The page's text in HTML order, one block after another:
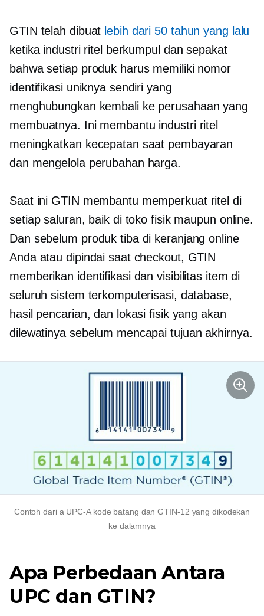
GTIN telah dibuat lebih dari 50 tahun yang lalu
ketika industri ritel berkumpul dan sepakat
bahwa setiap produk harus memiliki nomor
identifikasi uniknya sendiri yang
menghubungkan kembali ke perusahaan yang
membuatnya. Ini membantu industri ritel
meningkatkan kecepatan saat pembayaran
dan mengelola perubahan harga.
Saat ini GTIN membantu memperkuat ritel di
setiap saluran, baik di toko fisik maupun online.
Dan sebelum produk tiba di keranjang online
Anda atau dipindai saat checkout, GTIN
memberikan identifikasi dan visibilitas item di
seluruh sistem terkomputerisasi, database,
hasil pencarian, dan lokasi fisik yang akan
dilewatinya sebelum mencapai tujuan akhirnya.
Contoh dari a UPC-Akode batang danGTIN-12 yang dikodekan
ke dalamnya
Apa Perbedaan Antara
UPC dan GTIN?